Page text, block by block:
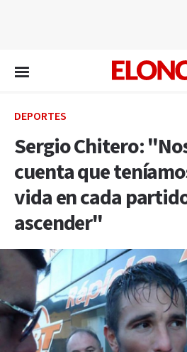
DEPORTES
Sergio Chitero:
cuenta que
vida en cada
ascender"